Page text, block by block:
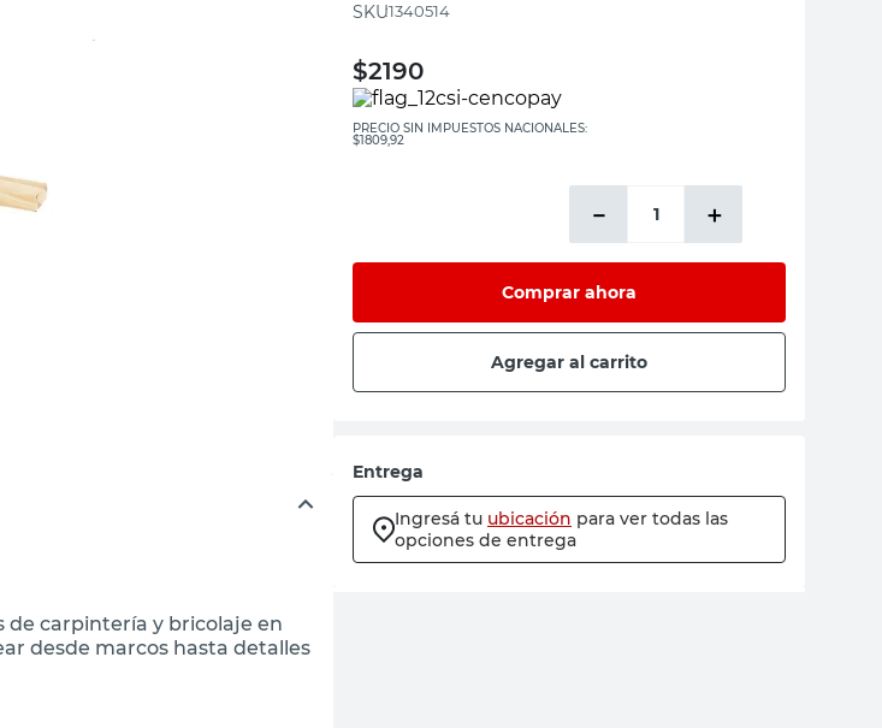
de carpintería y bricolaje en
desde marcos hasta detalles
:1340514
$2190
PRECIO SIN IMPUESTOS NACIONALES:
$1809,92
＋
－
Comprar ahora
Agregar al carrito
Entrega
Ingresá tu ubicación para ver todas las
opciones de entrega